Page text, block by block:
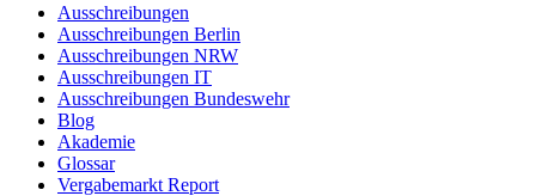
Ausschreibungen
Ausschreibungen Berlin
Ausschreibungen NRW
Ausschreibungen IT
Ausschreibungen Bundeswehr
Blog
Akademie
Glossar
Vergabemarkt Report